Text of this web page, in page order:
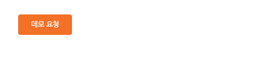
데모 요청